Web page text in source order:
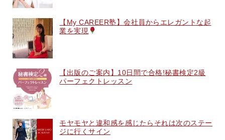
【My CAREER塾】会社員からエレガントな起
業を実現
【出版のご案内】10日間で合格!秘書検定2級
パーフェクトレッスン
モヤモヤと違和感を感じたらそれは次のステー
ジに行くサイン